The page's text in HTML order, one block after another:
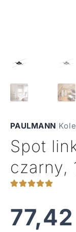
PAULMANN
Spot
czarny,
77,42